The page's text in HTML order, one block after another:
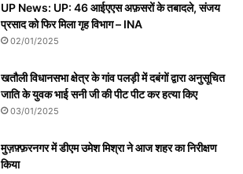
UP News: UP: 46 आईएएस अफ़सरों के तबादले, संजय
प्रसाद को फिर मिला गृह विभाग – INA
02/01/2025
खतौली विधानसभा क्षेत्र के गांव पलड़ी में दबंगों द्वारा अनुसूचित
जाति के युवक भाई सनी जी की पीट पीट कर हत्या किए
03/01/2025
मुज़फ़्फ़रनगर में डीएम उमेश मिश्रा ने आज शहर का निरीक्षण
किया